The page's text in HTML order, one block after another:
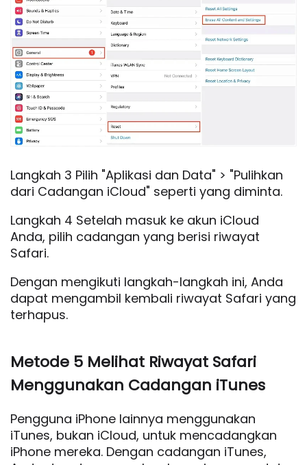
Langkah 3 Pilih "Aplikasi dan Data" > "Pulihkan
dari Cadangan iCloud" seperti yang diminta.
Langkah 4 Setelah masuk ke akun iCloud
Anda, pilih cadangan yang berisi riwayat
Safari.
Dengan mengikuti langkah-langkah ini, Anda
dapat mengambil kembali riwayat Safari yang
terhapus.
Metode 5 Melihat Riwayat Safari
Menggunakan Cadangan iTunes
Pengguna iPhone lainnya menggunakan
iTunes, bukan iCloud, untuk mencadangkan
iPhone mereka. Dengan cadangan iTunes,